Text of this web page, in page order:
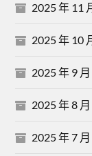
2025 年 11
2025 年 10
2025 年 9 月
2025 年 8 月
2025 年 7 月